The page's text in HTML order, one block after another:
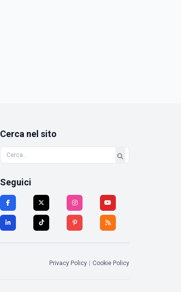
Cerca nel sito
Seguici
Privacy Policy Cookie Policy